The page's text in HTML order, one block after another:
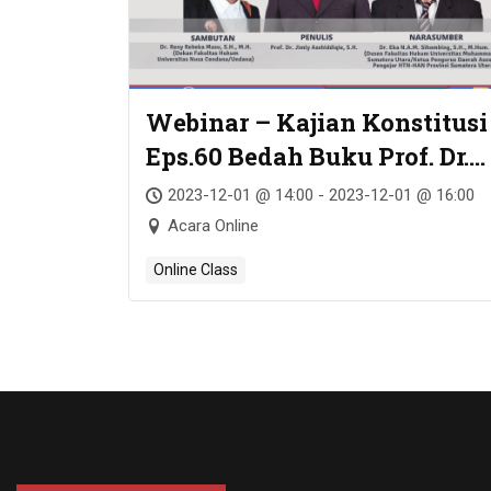
Webinar – Kajian Konstitusi
Eps.60 Bedah Buku Prof. Dr.
Jimly Asshiddiqie, S.H. –
TEORI HIERARKI NORMA
HUKUM
2023-12-01 @ 14:00 - 2023-12-01 @ 16:00
Acara Online
Online Class